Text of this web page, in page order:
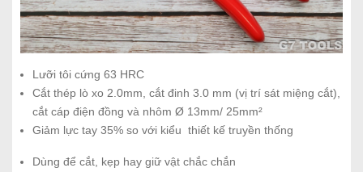
Lưỡi tôi cứng 63 HRC
Cắt thép lò xo 2.0mm, cắt đinh 3.0 mm (vị trí sát miệng cắt),
cắt cáp điện đồng và nhôm Ø 13mm/ 25mm²
Giảm lực tay 35% so với kiểu thiết kế truyền thống
Dùng để cắt, kẹp hay giữ vật chắc chắn